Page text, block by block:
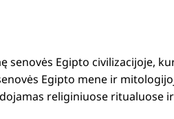
Egipto civilizacijoje,
Egipto mene ir
religiniuose ritualuose